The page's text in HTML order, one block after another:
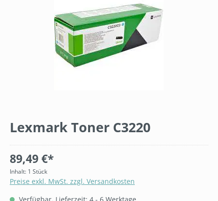
Lexmark Toner C3220
89,49 €*
Inhalt: 1 Stück
Preise exkl. MwSt. zzgl. Versandkosten
Verfügbar, Lieferzeit: 4 - 6 Werktage